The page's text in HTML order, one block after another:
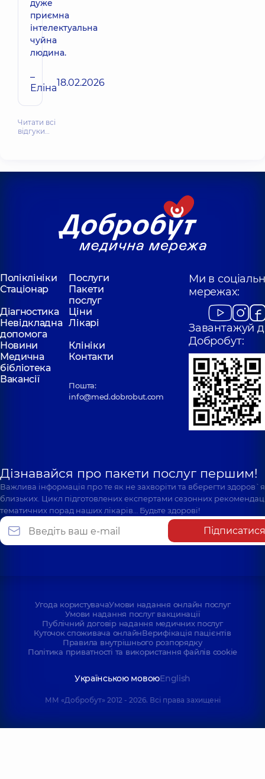
дуже
приємна
інтелектуальна
чуйна
людина.
–
Еліна18.02.2026
Читати всі
відгуки…
Поліклініки
Послуги
Стаціонар
Пакети
послуг
Діагностика
Ціни
Невідкладна
допомога
Лікарі
Новини
Клініки
Медична
бібліотека
Контакти
Вакансії
Пошта:
info@med.dobrobut.com
Ми в
мережах:
Завантажуй
Добробут:
Дізнавайся про пакети послуг першим!
Важлива інформація про те як не захворіти та вберегти
близьких. Цикл підготовлених експертами сезонних
тематичних порад наших лікарів… Будьте здорові!
Підписатися
Угода користувачаУмови надання онлайн послуг
Умови надання послуг вакцинації
Публічний договір надання медичних послуг
Куточок споживача онлайнВерифікація пацієнтів
Правила внутрішнього розпорядку
Політика приватності та використання файлів cookie
Українською мовоюEnglish
ММ «Добробут» 2012 - 2026. Всі права захищені